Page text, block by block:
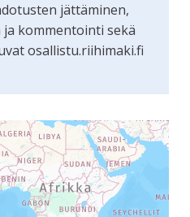
jättäminen,
kommentointi sekä
osallistu.riihimaki.fi
on kartta, joka esittää